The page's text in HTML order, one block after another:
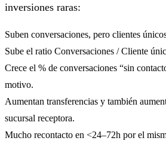
inversiones raras:
Suben conversaciones, pero clientes
Sube el ratio Conversaciones / Cliente
Crece el % de conversaciones “sin
motivo.
Aumentan transferencias y también
sucursal receptora.
Mucho recontacto en <24–72h por el